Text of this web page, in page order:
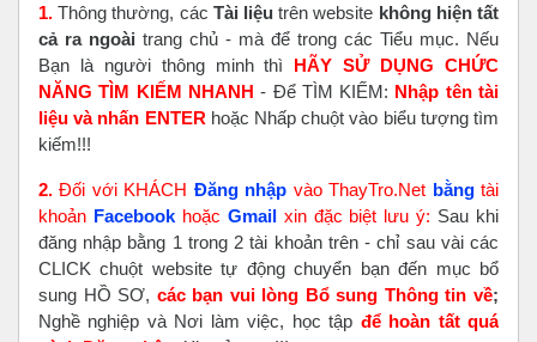
1. Thông thường, các Tài liệu trên website không hiện tất
cả ra ngoài trang chủ - mà để trong các Tiểu mục. Nếu
Bạn là người thông minh thì HÃY SỬ DỤNG CHỨC
NĂNG TÌM KIẾM NHANH - Để TÌM KIẾM: Nhập tên tài
liệu và nhấn ENTER hoặc Nhấp chuột vào biểu tượng tìm
kiếm!!!
2. Đối với KHÁCH Đăng nhập vào ThayTro.Net bằngtài
khoản Facebook hoặc Gmailxin đặc biệt lưu ý: Sau khi
đăng nhập bằng 1 trong 2 tài khoản trên - chỉ sau vài các
CLICK chuột website tự động chuyển bạn đến mục bổ
sung HỒ SƠ, các bạn vui lòng Bổ sung Thông tin về;
Nghề nghiệp và Nơi làm việc, học tập để hoàn tấtquá